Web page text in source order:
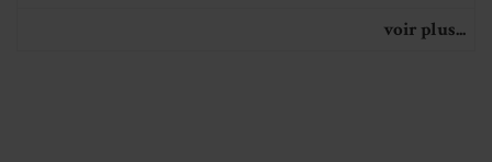
voir plus...